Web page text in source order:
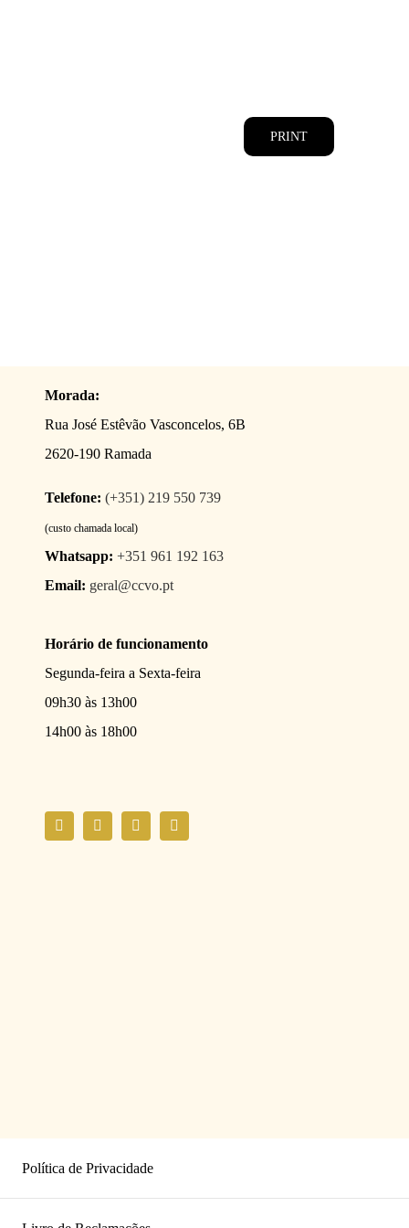
PRINT
Política de Privacidade
Morada:
Rua José Estêvão Vasconcelos, 6B
2620-190 Ramada
Telefone: (+351) 219 550 739
(custo chamada local)
Whatsapp: +351 961 192 163
Email: geral@ccvo.pt
Horário de funcionamento
Segunda-feira a Sexta-feira
09h30 às 13h00
14h00 às 18h00